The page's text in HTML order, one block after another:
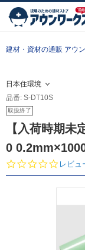
建材・資材の通販 アウ
日本住環境
品番: S-DT10S
取扱終了
【入荷時期未
0
0.
0
a
t
レビュ